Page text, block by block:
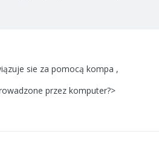
sie za pomocą kompa ,
przez komputer?>